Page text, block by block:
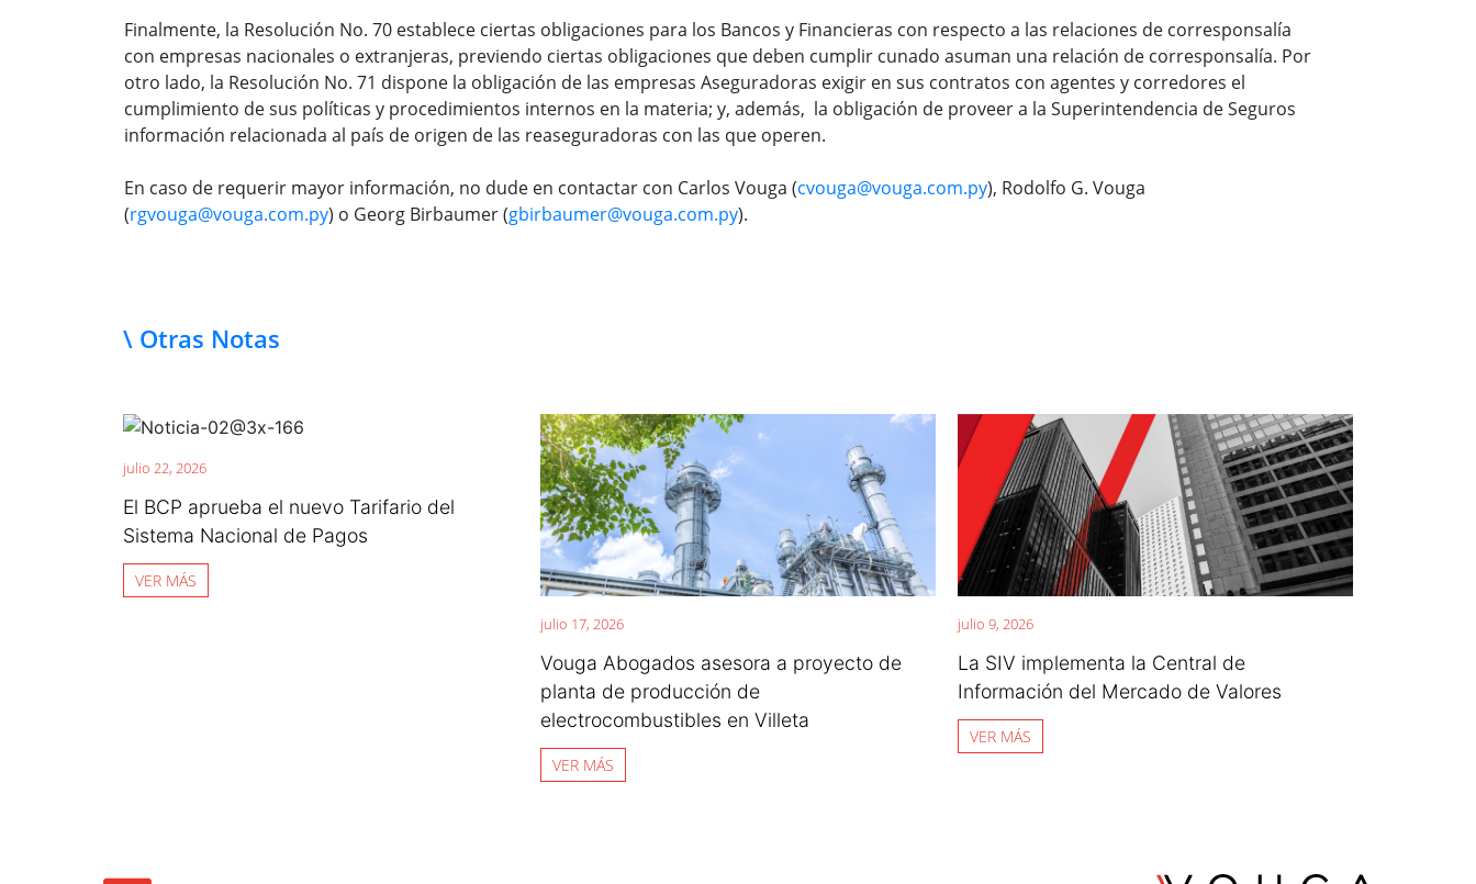
Finalmente, la Resolución No. 70 establece ciertas obligaciones para los Bancos y Financieras con respecto a las relaciones de corresponsalía
con empresas nacionales o extranjeras, previendo ciertas obligaciones que deben cumplir cunado asuman una relación de corresponsalía. Por
otro lado, la Resolución No. 71 dispone la obligación de las empresas Aseguradoras exigir en sus contratos con agentes y corredores el
cumplimiento de sus políticas y procedimientos internos en la materia; y, además, la obligación de proveer a la Superintendencia de Seguros
información relacionada al país de origen de las reaseguradoras con las que operen.
En caso de requerir mayor información, no dude en contactar con Carlos Vouga (cvouga@vouga.com.py), Rodolfo G. Vouga
(rgvouga@vouga.com.py) o Georg Birbaumer (gbirbaumer@vouga.com.py).
\ Otras Notas
julio 22, 2026
El BCP aprueba el nuevo Tarifario del
Sistema Nacional de Pagos
VER MÁS
julio 17, 2026
Vouga Abogados asesora a proyecto de
planta de producción de
electrocombustibles en Villeta
VER MÁS
julio 9, 2026
La SIV implementa la Central de
Información del Mercado de Valores
VER MÁS